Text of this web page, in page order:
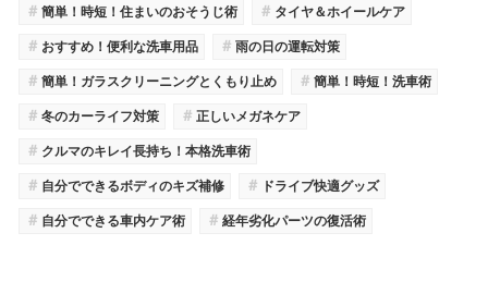
＃ 簡単！時短！住まいのおそうじ術 ＃ タイヤ＆ホイールケア
＃ おすすめ！便利な洗車用品 ＃ 雨の日の運転対策
＃ 簡単！ガラスクリーニングとくもり止め ＃ 簡単！時短！洗車術
＃ 冬のカーライフ対策 ＃ 正しいメガネケア
＃ クルマのキレイ長持ち！本格洗車術
＃ 自分でできるボディのキズ補修 ＃ ドライブ快適グッズ
＃ 自分でできる車内ケア術 ＃ 経年劣化パーツの復活術